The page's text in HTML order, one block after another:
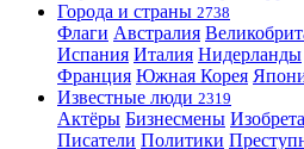
Города и страны 2738
Флаги Австралия
Испания Италия Нидерланды
Франция Южная Корея
Известные люди 2319
Актёры Бизнесмены
Писатели Политики